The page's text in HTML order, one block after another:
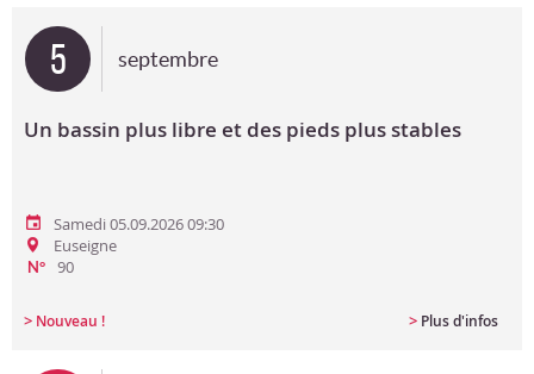
5 septembre
Un bassin plus libre et des pieds plus stables
Samedi 05.09.2026 09:30
Euseigne
N° 90
> Nouveau ! > Plus d'infos